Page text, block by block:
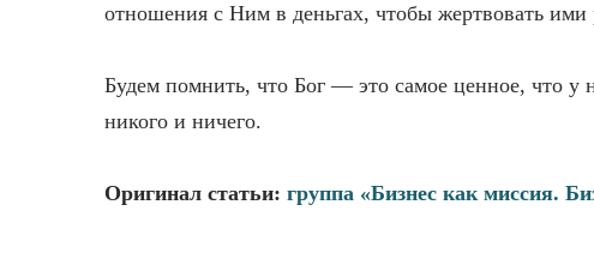
отношения с Ним в деньгах, чтобы жертвовать ими
Будем помнить, что Бог — это самое ценное, что у
никого и ничего.
Оригинал статьи: группа «Бизнес как миссия.